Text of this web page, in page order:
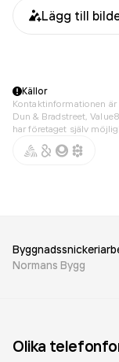
Lägg till
Källor
Kontaktinformationen
Dun & Bradstreet,
har företaget själv
Normans Bygg
Olika